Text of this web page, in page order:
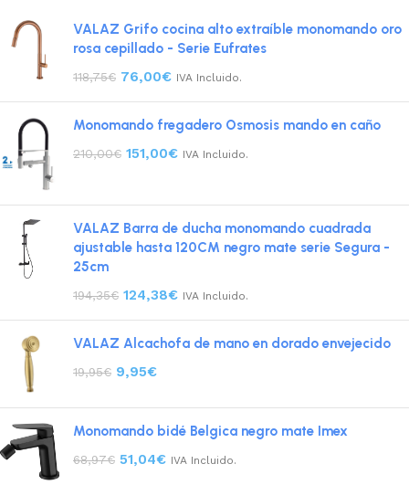
VALAZ Grifo cocina alto extraíble monomando oro
rosa cepillado - Serie Eufrates
118,75€ 76,00€ IVA Incluido.
Monomando fregadero Osmosis mando en caño
210,00€ 151,00€ IVA Incluido.
VALAZ Barra de ducha monomando cuadrada
ajustable hasta 120CM negro mate serie Segura -
25cm
194,35€ 124,38€ IVA Incluido.
VALAZ Alcachofa de mano en dorado envejecido
19,95€ 9,95€
Monomando bidé Belgica negro mate Imex
68,97€ 51,04€ IVA Incluido.